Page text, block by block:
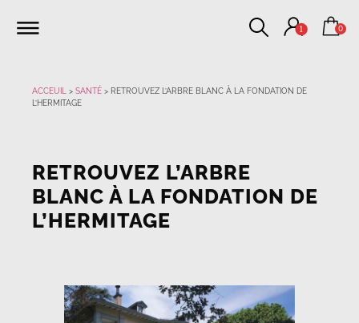
1 0
ACCEUIL > SANTÉ > RETROUVEZ L’ARBRE BLANC À LA FONDATION DE
L’HERMITAGE
RETROUVEZ L’ARBRE
BLANC À LA FONDATION DE
L’HERMITAGE